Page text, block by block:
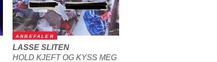
ANBEFALER
LASSE SLITEN
HOLD KJEFT OG KYSS MEG